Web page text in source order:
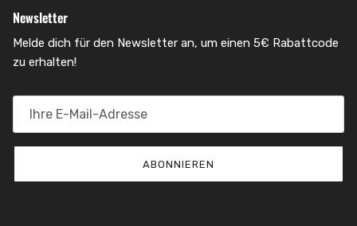
Newsletter
Melde dich für den Newsletter an, um einen 5€ Rabattcode
zu erhalten!
ABONNIEREN